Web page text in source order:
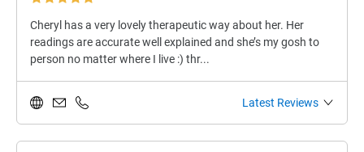
Cheryl has a very lovely therapeutic way about her. Her
readings are accurate well explained and she’s my gosh to
person no matter where I live :) thr...
Latest Reviews